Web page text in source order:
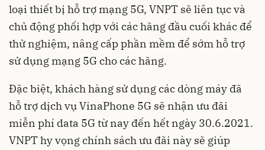
loại thiết bị hỗ trợ mạng 5G, VNPT sẽ liên tục và
chủ động phối hợp với các hãng đầu cuối khác để
thử nghiệm, nâng cấp phần mềm để sớm hỗ trợ
sử dụng mạng 5G cho các hãng.
Đặc biệt, khách hàng sử dụng các dòng máy đã
hỗ trợ dịch vụ VinaPhone 5G sẽ nhận ưu đãi
miễn phí data 5G từ nay đến hết ngày 30.6.2021.
VNPT hy vọng chính sách ưu đãi này sẽ giúp